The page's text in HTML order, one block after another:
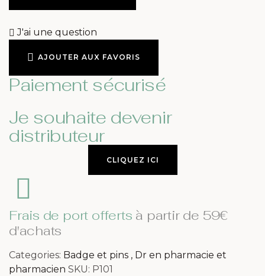
J'ai une question
AJOUTER AUX FAVORIS
Paiement sécurisé
Je souhaite devenir
distributeur
CLIQUEZ ICI
Frais de port offerts à partir de 59€
d'achats
Categories: Badge et pins , Dr en pharmacie et
pharmacien SKU: P101